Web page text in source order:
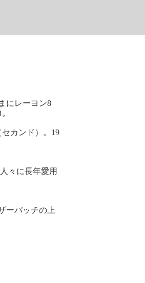
にレーヨン8
カンド）。19
々に長年愛用
ーパッチの上